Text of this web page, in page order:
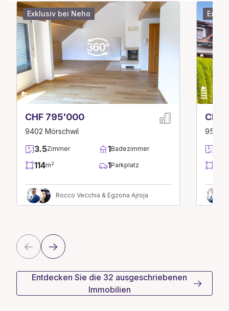
CHF 795'000
9402 Mörschwil
3.5Zimmer 1Badezimmer
114m2 1Parkplatz
Rocco Vecchia & Egzona Ajroja
Exklusiv bei Neho
CHF
9552
Entdecken Sie die 32 ausgeschriebenen
Immobilien